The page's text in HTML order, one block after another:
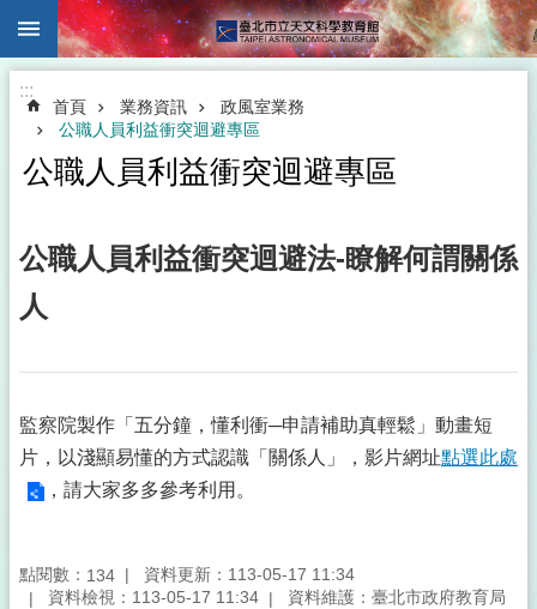
跳到主要內容區塊
:::
首頁 業務資訊
政風室業務
公職人員利益衝突迴避專區
公職人員利益衝突迴避專區
公職人員利益衝突迴避法-瞭解何謂關係
人
監察院製作「五分鐘，懂利衝─申請補助真輕鬆」動畫短
片，以淺顯易懂的方式認識「關係人」，影片網址點選此處
，請大家多多參考利用。
點閱數： 134
資料更新：113-05-17 11:34
資料檢視：113-05-17 11:34
資料維護：臺北市政府教育局